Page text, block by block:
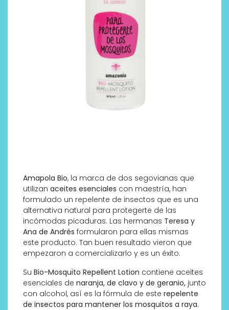
Amapola Bio, la marca de dos segovianas que
utilizan aceites esenciales con maestría, han
formulado un repelente de insectos que es una
alternativa natural para protegerte de las
incómodas picaduras. Las hermanas Teresa y
Ana de Andrés formularon para ellas mismas
este producto. Tan buen resultado vieron que
empezaron a comercializarlo y es un éxito.
Su Bio-Mosquito Repellent Lotion contiene aceites
esenciales de naranja, de clavo y de geranio, junto
con alcohol, así es la fórmula de este repelente
de insectos para mantener los mosquitos a raya.